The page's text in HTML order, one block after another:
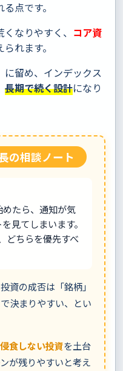
点です。
なりやすく、 コア資
られます。
に留め、インデックス
長期で続く設計になり
の相談ノート
めたら、通知が気
見てしまいます。
どちらを優先すべ
資の成否は「銘柄」
決まりやすい、とい
食しない投資を土台
が残りやすいと考え